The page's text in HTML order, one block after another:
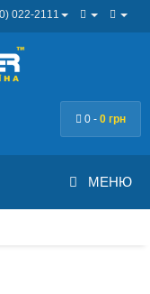
022-2111
0 - 0 грн
МЕНЮ